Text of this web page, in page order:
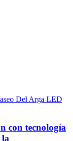
con tecnología